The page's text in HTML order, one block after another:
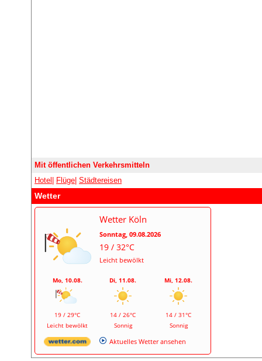
Mit öffentlichen Verkehrsmitteln
Hotel
Flüge |Städtereisen
Wetter
Wetter Köln
Sonntag, 09.08.2026
19 / 32°C
Leicht bewölkt
Mo, 10.08.
19 / 29°C
Leicht bewölkt
Di, 11.08.
14 / 26°C
Sonnig
Mi, 12.08.
14 / 31°C
Sonnig
Aktuelles Wetter ansehen